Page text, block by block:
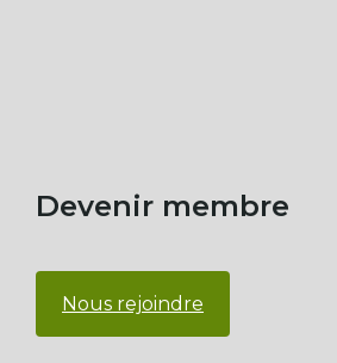
Devenir membre
Nous rejoindre